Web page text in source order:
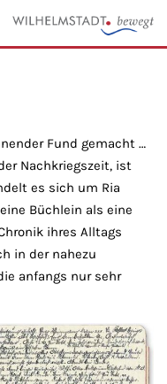
Fund gemacht …
Nachkriegszeit, ist
es sich um Ria
Büchlein als eine
ihres Alltags
in der nahezu
anfangs nur sehr